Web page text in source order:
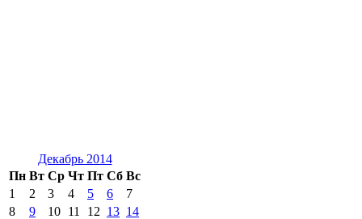
Декабрь 2014
Пн Вт Ср Чт Пт Сб Вс
1
2 3 4 5 6
7
8
9 10 11 12 13 14